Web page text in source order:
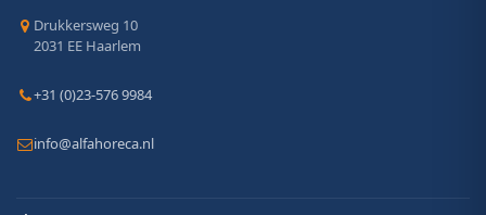
Drukkersweg 10
2031 EE Haarlem
+31 (0)23-576 9984
info@alfahoreca.nl